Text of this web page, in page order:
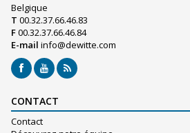
Belgique
T 00.32.37.66.46.83
F00.32.37.66.46.84
E-mail info@dewitte.com
CONTACT
Contact